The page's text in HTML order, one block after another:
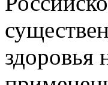
здоровья